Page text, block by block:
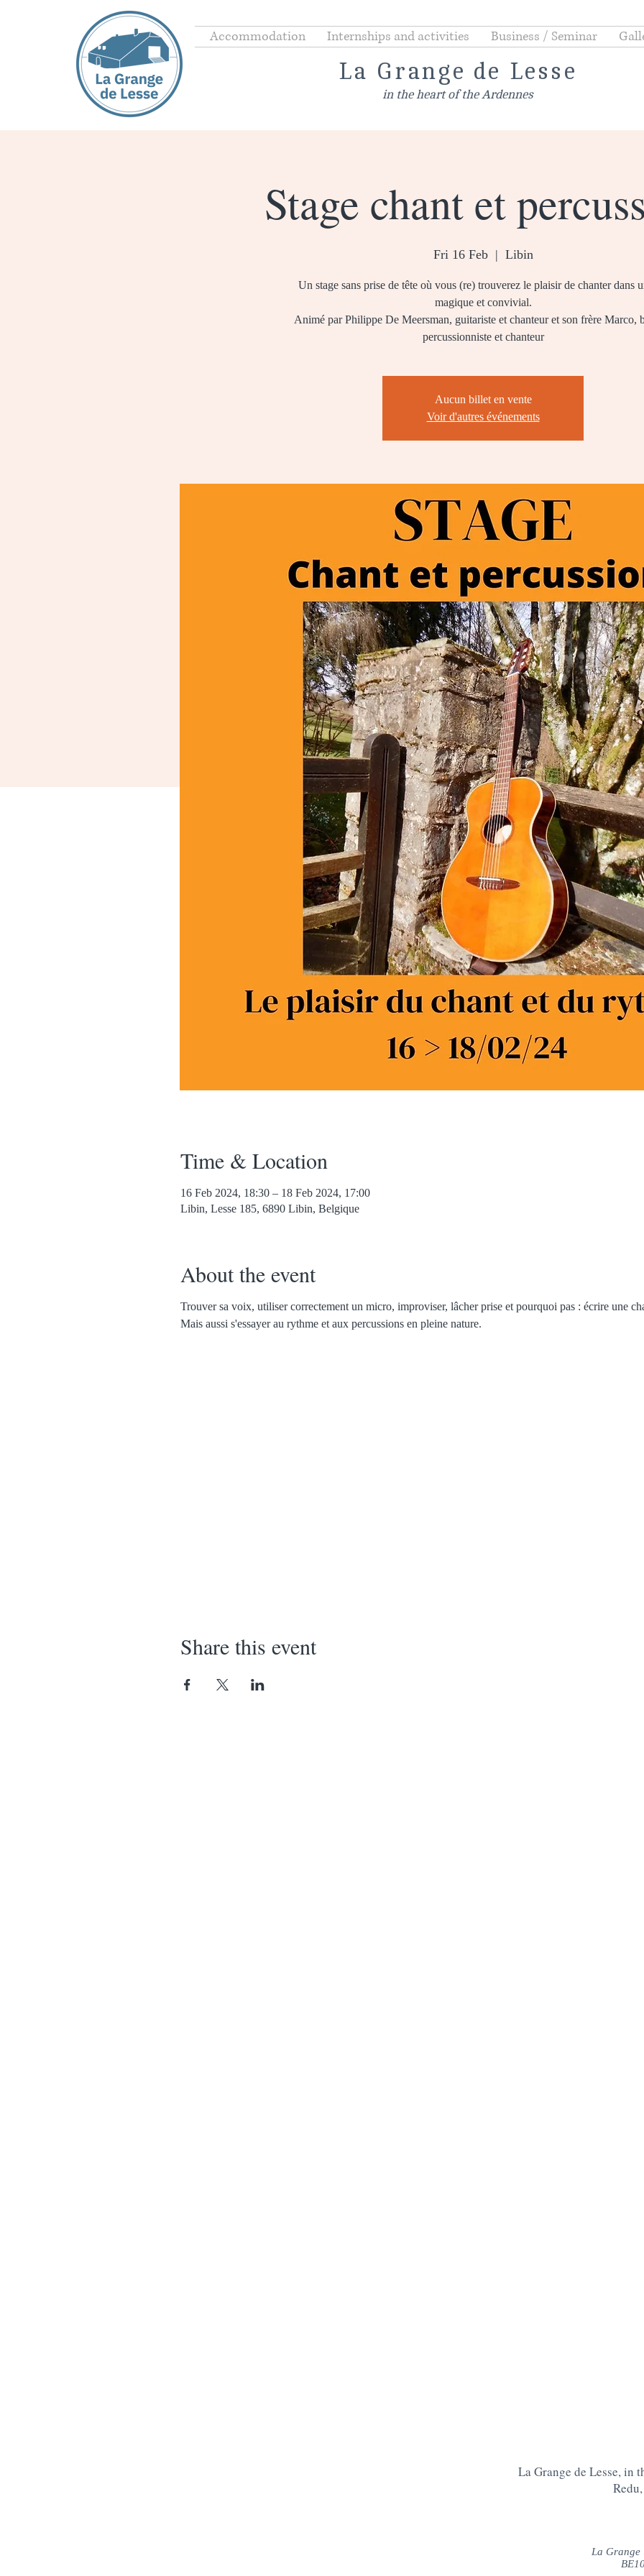
Accommodation Internships and activities Business / Seminar
La Grange de Lesse
in the heart of the Ardennes
Stage chant et
Fri 16 Feb
  |
Libin
Un stage sans prise de tête où vous (re) trouverez le plaisir de chanter dans
magique et convivial.
Animé par Philippe De Meersman, guitariste et chanteur et son frère Marco,
percussionniste et chanteur
Aucun billet en vente
Voir d'autres événements
Time & Location
16 Feb 2024, 18:30 – 18 Feb 2024, 17:00
Libin, Lesse 185, 6890 Libin, Belgique
About the event
Trouver sa voix, utiliser correctement un micro, improviser, lâcher prise et pourquoi pas : écrire une
Mais aussi s'essayer au rythme et aux percussions en pleine nature.
Share this event
La Grange de Lesse, in
La Grange